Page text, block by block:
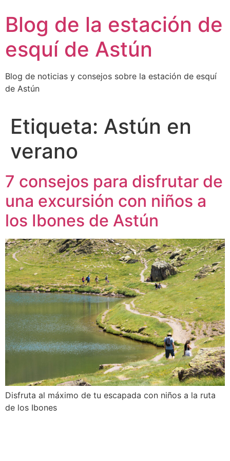
Blog de la estación de
esquí de Astún
Blog de noticias y consejos sobre la estación de esquí
de Astún
Etiqueta: Astún en
verano
7 consejos para disfrutar de
una excursión con niños a
los Ibones de Astún
Disfruta al máximo de tu escapada con niños a la ruta
de los Ibones